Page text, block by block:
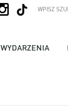
WYDARZENIA